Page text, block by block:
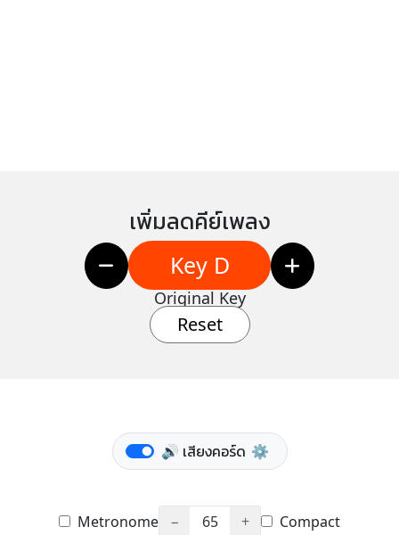
เพิ่มลดคีย์เพลง
Key D
Original Key
Reset
🔊 เสียงคอร์ด ⚙️
Metronome − 65 + Compact